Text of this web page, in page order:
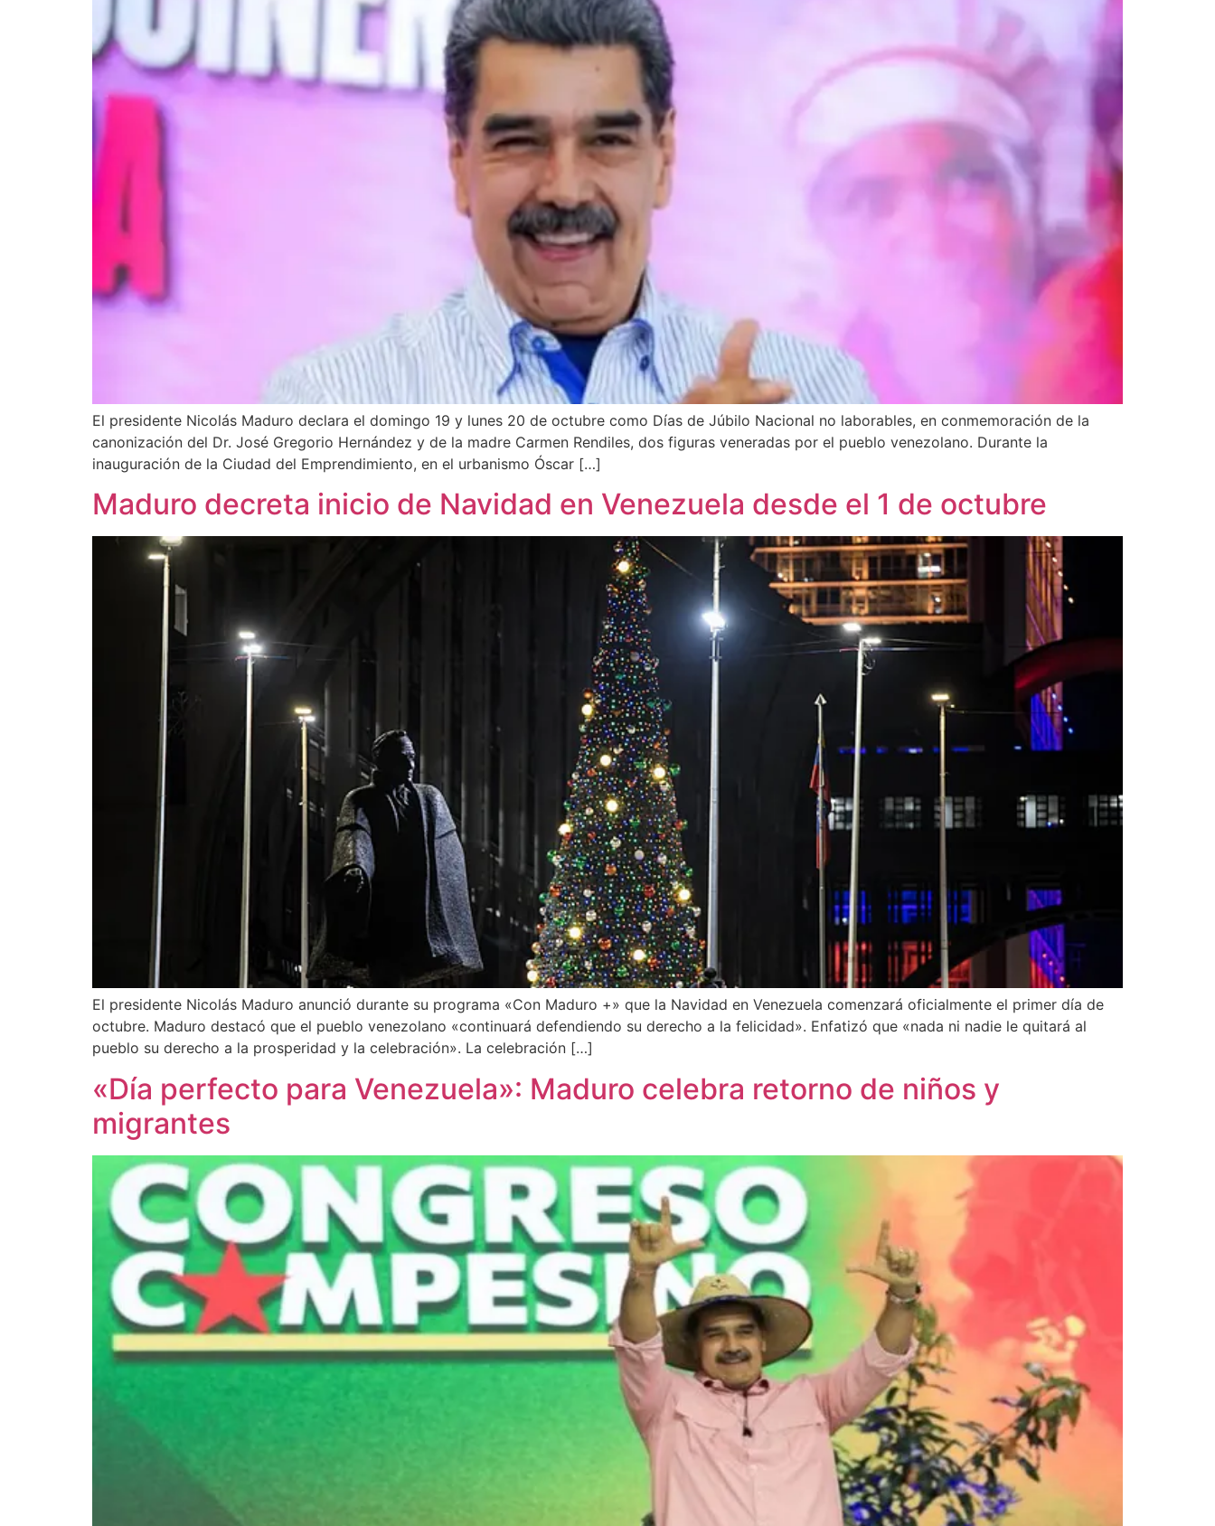
El presidente Nicolás Maduro declara el domingo 19 y lunes 20 de octubre como Días de Júbilo Nacional no laborables, en conmemoración de la
canonización del Dr. José Gregorio Hernández y de la madre Carmen Rendiles, dos figuras veneradas por el pueblo venezolano. Durante la
inauguración de la Ciudad del Emprendimiento, en el urbanismo Óscar […]
Maduro decreta inicio de Navidad en Venezuela desde el 1 de octubre
El presidente Nicolás Maduro anunció durante su programa «Con Maduro +» que la Navidad en Venezuela comenzará oficialmente el primer día de
octubre. Maduro destacó que el pueblo venezolano «continuará defendiendo su derecho a la felicidad». Enfatizó que «nada ni nadie le quitará al
pueblo su derecho a la prosperidad y la celebración». La celebración […]
«Día perfecto para Venezuela»: Maduro celebra retorno de niños y
migrantes